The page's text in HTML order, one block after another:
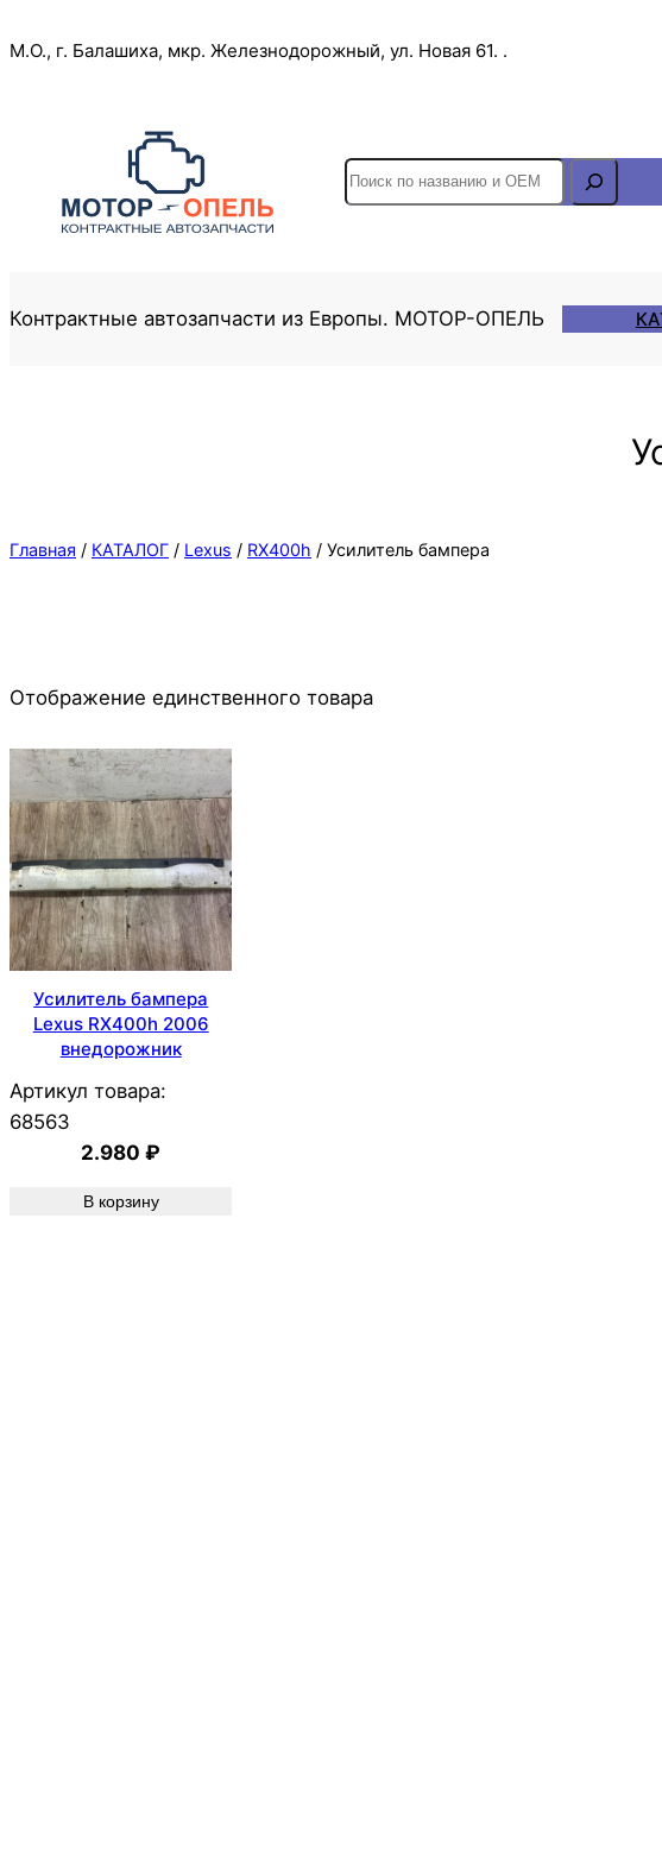
к
М.О., г. Балашиха, мкр. Железнодорожный, ул. Новая 61. .
S
e
h
Контрактные автозапчасти из Европы. МОТОР-ОПЕЛЬ
Главная / КАТАЛОГ / Lexus / RX400h / Усилитель бампера
Отображение единственного товара
Усилитель бампера
Lexus RX400h 2006
внедорожник
Артикул товара:
68563
2.980₽
В корзину